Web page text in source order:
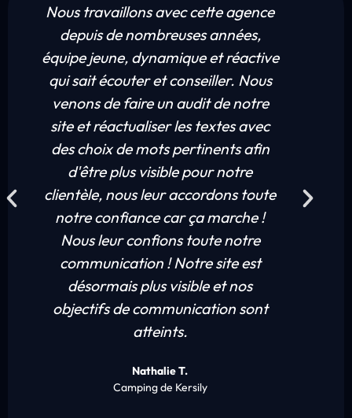
Nous travaillons avec cette agence
depuis de nombreuses années,
équipe jeune, dynamique et réactive
qui sait écouter et conseiller. Nous
venons de faire un audit de notre
site et réactualiser les textes avec
des choix de mots pertinents afin
d'être plus visible pour notre
clientèle, nous leur accordons toute
notre confiance car ça marche !
Nous leur confions toute notre
communication ! Notre site est
désormais plus visible et nos
objectifs de communication sont
atteints.
Nathalie T.
Camping de Kersily